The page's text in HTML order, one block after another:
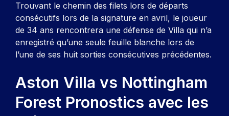
Trouvant le chemin des filets lors de départs
consécutifs lors de la signature en avril, le joueur
de 34 ans rencontrera une défense de Villa qui n’a
enregistré qu’une seule feuille blanche lors de
l’une de ses huit sorties consécutives précédentes.
Aston Villa vs Nottingham
Forest Pronostics avec les